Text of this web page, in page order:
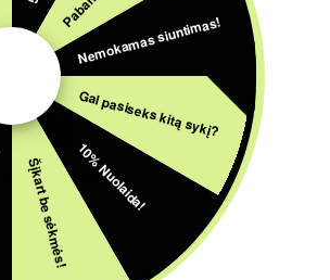
PROGRAMA SKUBUS PRISTATYMAS
Nemokamas siuntimas!
Gal pasiseks kitą sykį?
10% Nuolaida!
Šįkart be sėkmės!